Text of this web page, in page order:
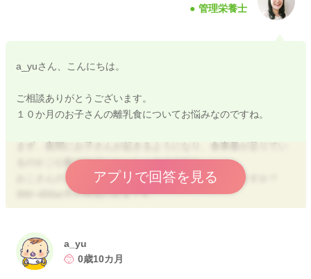
管理栄養士
a_yuさん、こんにちは。
ご相談ありがとうございます。
１０か月のお子さんの離乳食についてお悩みなのですね。
まず、夜間にお子さんが起きるようになり、食事量が足りてい
るのかご心配されていらっしゃるのですね。
おこさんのここ１か月の体重増加はどのくらいありますか？
300~450g/月が増加の目安です。
体重増加が順調→現在の食事量＋授乳量がお子さんにあってい
もし、体重が横ばいまたは、減少傾向にある場合は、空腹で夜
間に起きているというのも考えられます。
アプリで回答を見る
a_yu
0歳10カ月